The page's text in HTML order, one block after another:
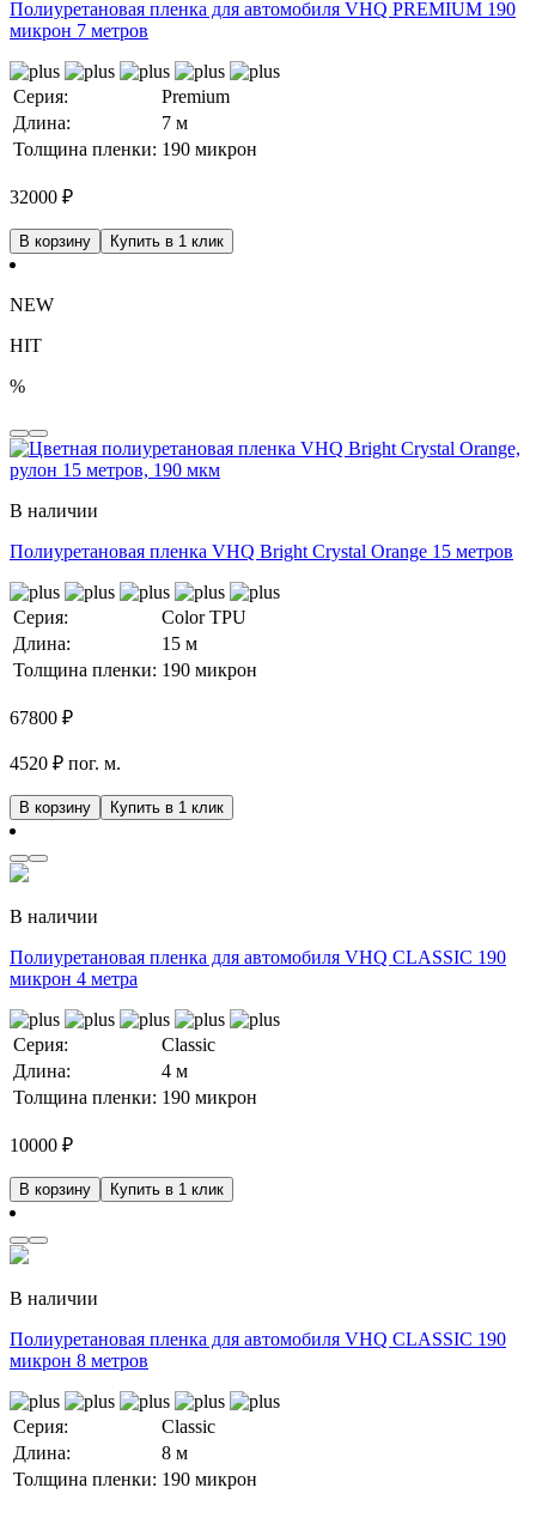
Полиуретановая пленка для автомобиля VHQ PREMIUM 190
микрон 7 метров
Серия:
Premium
Длина:
7 м
Толщина пленки: 190 микрон
32000 ₽
В корзину Купить в 1 клик
NEW
HIT
%
В наличии
Полиуретановая пленка VHQ Bright Crystal Orange 15 метров
Серия:
Color TPU
Длина:
15 м
Толщина пленки: 190 микрон
67800 ₽
4520 ₽ пог. м.
В корзину Купить в 1 клик
В наличии
Полиуретановая пленка для автомобиля VHQ CLASSIC 190
микрон 4 метра
Серия:
Classic
Длина:
4 м
Толщина пленки: 190 микрон
10000 ₽
В корзину Купить в 1 клик
В наличии
Полиуретановая пленка для автомобиля VHQ CLASSIC 190
микрон 8 метров
Серия:
Classic
Длина:
8 м
Толщина пленки: 190 микрон